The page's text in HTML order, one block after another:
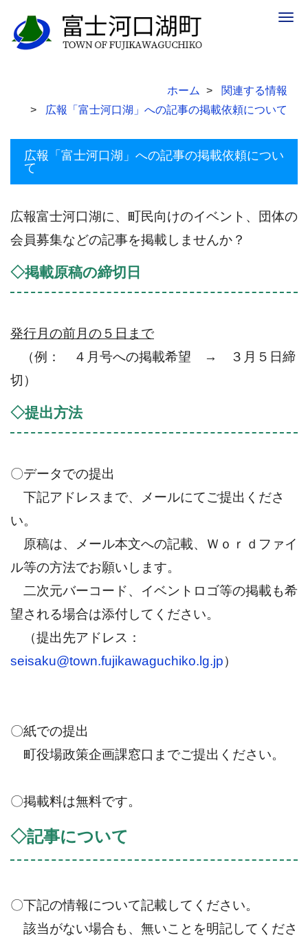
ホーム
関連する情報
広報「富士河口湖」への記事の掲載依頼について
広報「富士河口湖」への記事の掲載依頼につい
て
広報富士河口湖に、町民向けのイベント、団体の
会員募集などの記事を掲載しませんか？
◇掲載原稿の締切日
発行月の前月の５日まで
（例： ４月号への掲載希望 → ３月５日締
切）
◇提出方法
〇データでの提出
下記アドレスまで、メールにてご提出くださ
い。
原稿は、メール本文への記載、Ｗｏｒｄファイ
ル等の方法でお願いします。
二次元バーコード、イベントロゴ等の掲載も希
望される場合は添付してください。
（提出先アドレス：
seisaku@town.fujikawaguchiko.lg.jp）
〇紙での提出
町役場政策企画課窓口までご提出ください。
〇掲載料は無料です。
◇記事について
〇下記の情報について記載してください。
該当がない場合も、無いことを明記してくださ